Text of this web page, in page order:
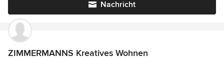
Nachricht
ZIMMERMANNS Kreatives Wohnen